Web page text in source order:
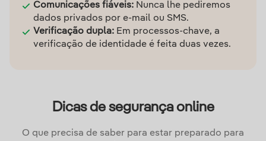
Comunicações fiáveis: Nunca lhe pediremos
dados privados por e-mail ou SMS.
Verificação dupla: Em processos-chave, a
verificação de identidade é feita duas vezes.
Dicas de segurança online
O que precisa de saber para estar preparado para